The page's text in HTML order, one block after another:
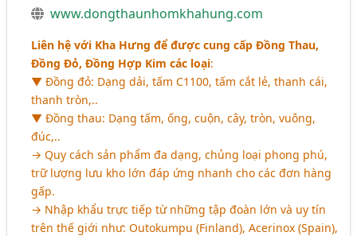
www.dongthaunhomkhahung.com
Liên hệ với Kha Hưng để được cung cấp Đồng Thau,
Đồng Đỏ, Đồng Hợp Kim các loại:
▼ Đồng đỏ: Dạng dải, tấm C1100, tấm cắt lẻ, thanh cái,
thanh tròn,..
▼ Đồng thau: Dạng tấm, ống, cuộn, cây, tròn, vuông,
đúc,..
→ Quy cách sản phẩm đa dạng, chủng loại phong phú,
trữ lượng lưu kho lớn đáp ứng nhanh cho các đơn hàng
gấp.
→ Nhập khẩu trực tiếp từ những tập đoàn lớn và uy tín
trên thế giới như: Outokumpu (Finland), Acerinox (Spain),